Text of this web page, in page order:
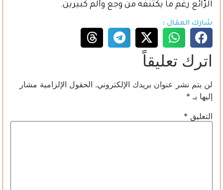
الرّائع رغم ما يكتنفه من وجع وألم كبيرين.
شارك المقال :
اترك تعليقاً
لن يتم نشر عنوان بريدك الإلكتروني. الحقول الإلزامية مشار
إليها بـ *
التعليق *